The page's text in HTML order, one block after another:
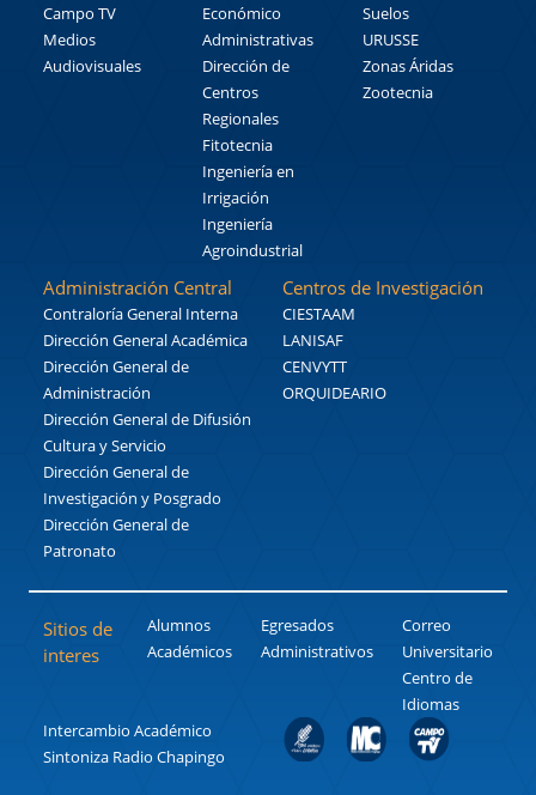
Campo TV
Medios
Audiovisuales
Económico
Administrativas
Dirección de
Centros
Regionales
Fitotecnia
Ingeniería en
Irrigación
Ingeniería
Agroindustrial
Suelos
URUSSE
Zonas Áridas
Zootecnia
Administración Central
Contraloría General Interna
Dirección General Académica
Dirección General de
Administración
Dirección General de Difusión
Cultura y Servicio
Dirección General de
Investigación y Posgrado
Dirección General de
Patronato
Centros de Investigación
CIESTAAM
LANISAF
CENVYTT
ORQUIDEARIO
Sitios de
interes
Alumnos
Académicos
Egresados
Administrativos
Correo
Universitario
Centro de
Idiomas
Intercambio Académico
Sintoniza Radio Chapingo